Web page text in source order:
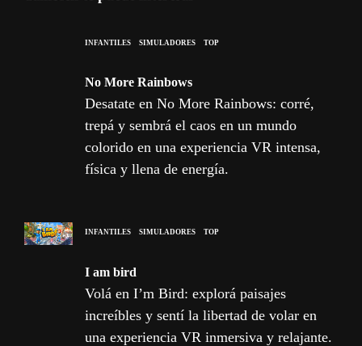
INFANTILES SIMULADORES TOP
No More Rainbows
Desatate en No More Rainbows: corré,
trepá y sembrá el caos en un mundo
colorido en una experiencia VR intensa,
física y llena de energía.
INFANTILES SIMULADORES TOP
I am bird
Volá en I’m Bird: explorá paisajes
increíbles y sentí la libertad de volar en
una experiencia VR inmersiva y relajante.